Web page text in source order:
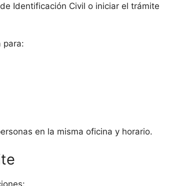
Identificación Civil o iniciar el trámite
para:
en la misma oficina y horario.